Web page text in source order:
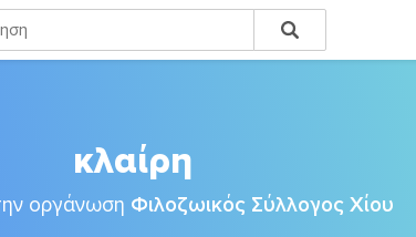
κλαίρη
οργάνωση Φιλοζωικός Σύλλογος Χίου